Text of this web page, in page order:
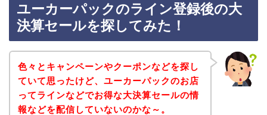
ユーカーパックのライン登録後の大
決算セールを探してみた！
色々とキャンペーンやクーポンなどを探し
ていて思ったけど、ユーカーパックのお店
ってラインなどでお得な大決算セールの情
報などを配信していないのかな～。